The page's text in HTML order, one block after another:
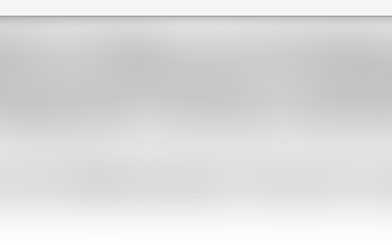
du Maroc et
la construction, la
tels que
déterminés à fournir